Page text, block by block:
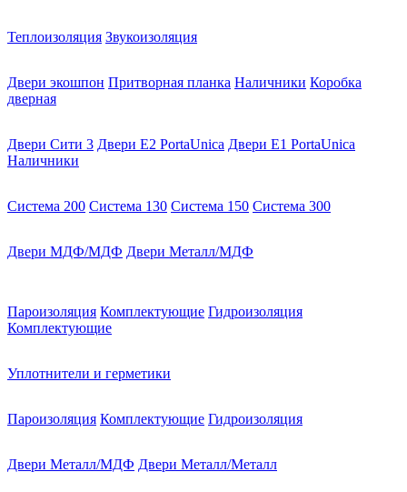
Теплоизоляция Звукоизоляция
Двери экошпон Притворная планка Наличники Коробка
дверная
Двери Сити 3 Двери E2 PortaUnica Двери E1 PortaUnica
Наличники
Система 200 Система 130 Система 150 Система 300
Двери МДФ/МДФ Двери Металл/МДФ
Пароизоляция Комплектующие Гидроизоляция
Комплектующие
Уплотнители и герметики
Пароизоляция Комплектующие Гидроизоляция
Двери Металл/МДФ Двери Металл/Металл